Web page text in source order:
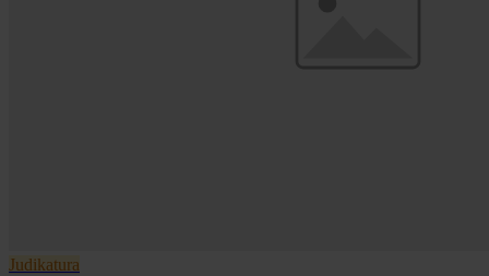
Judikatura